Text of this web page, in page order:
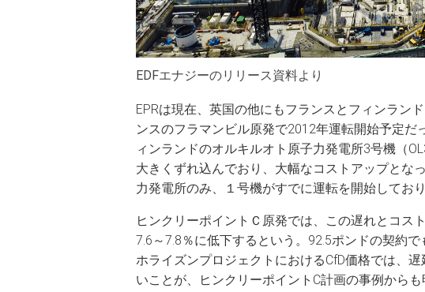
EDFエナジーのリリース資料より
EPRは現在、英国の他にもフランスとフィンラン
ンスのフラマンビル原発で2012年運転開始予定
ィンランドのオルキルオト原子力発電所3号機（
大きくずれ込んでおり、大幅なコストアップとな
力発電所のみ、１号機がすでに運転を開始してお
ヒンクリーポイントＣ原発では、この遅れとコス
7.6～7.8％に低下するという。92.5ポンドの契約
ホライズンプロジェクトにおけるCfD価格では、
いことが、ヒンクリーポイントC計画の事例からも